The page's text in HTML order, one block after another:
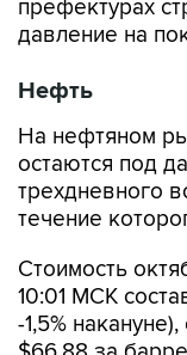
Нефть
На нефтяном
трехдневного
течение
Стоимость
-1,5%
$66,88 за
понедельник).